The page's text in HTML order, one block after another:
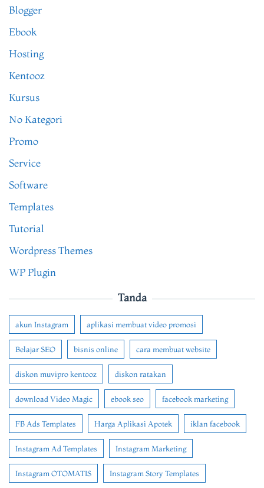
Blogger
Ebook
Hosting
Kentooz
Kursus
No Kategori
Promo
Service
Software
Templates
Tutorial
Wordpress Themes
WP Plugin
Tanda
akun Instagram aplikasi membuat video promosi
Belajar SEO bisnis online cara membuat website
diskon muvipro kentooz diskon ratakan
download Video Magic ebook seo facebook marketing
FB Ads Templates Harga Aplikasi Apotek iklan facebook
Instagram Ad Templates Instagram Marketing
Instagram OTOMATIS Instagram Story Templates